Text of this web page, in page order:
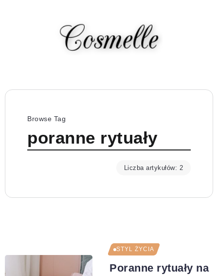
Browse Tag
poranne rytuały
Liczba artykułów: 2
STYL ŻYCIA
Poranne rytuały na